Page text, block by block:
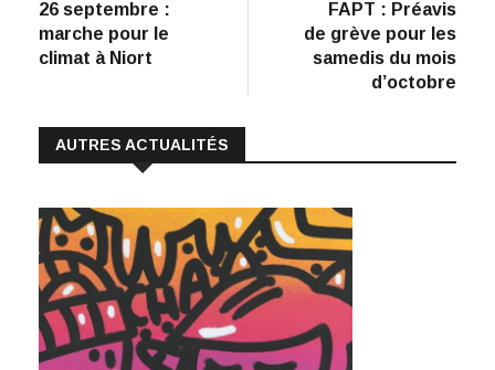
b
o
k
e
p
y
Li
de
l’article
précédent
26 septembre :
marche pour le
climat à Niort
:
FAPT : Préavis
de grève pour les
samedis du mois
d’octobre
AUTRES ACTUALITÉS